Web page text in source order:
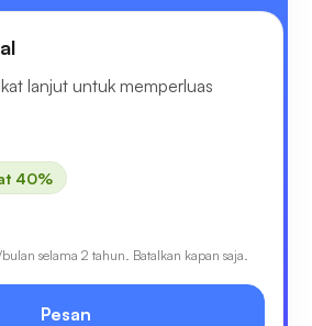
lanjut untuk memperluas
40%
selama 2 tahun. Batalkan kapan saja.
Pesan